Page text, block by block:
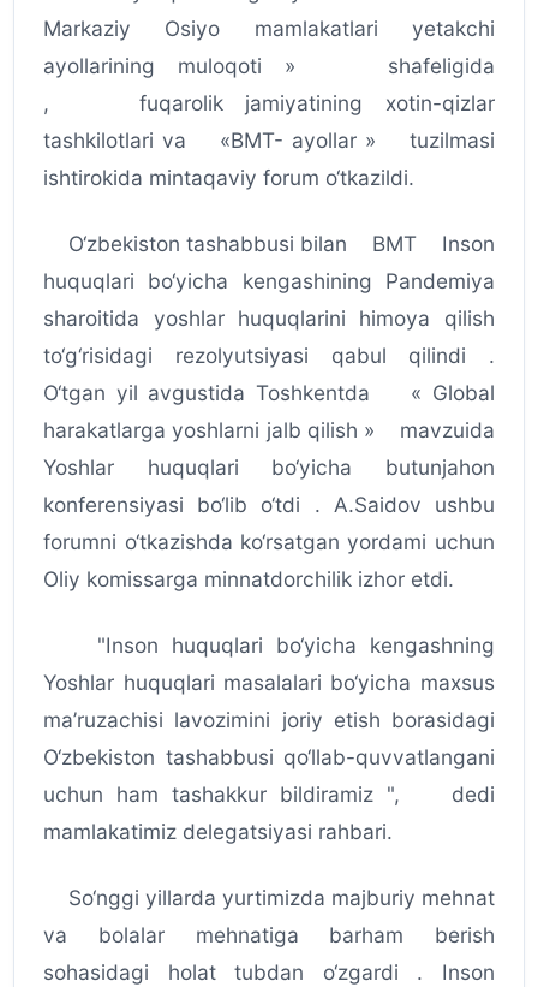
Markaziy Osiyo mamlakatlari yetakchi
ayollarining muloqoti » shafeligida
, fuqarolik jamiyatining xotin-qizlar
tashkilotlari va «BMT- ayollar » tuzilmasi
ishtirokida mintaqaviy forum o‘tkazildi.
O‘zbekiston tashabbusi bilan BMT Inson
huquqlari bo‘yicha kengashining Pandemiya
sharoitida yoshlar huquqlarini himoya qilish
to‘g‘risidagi rezolyutsiyasi qabul qilindi .
O‘tgan yil avgustida Toshkentda « Global
harakatlarga yoshlarni jalb qilish » mavzuida
Yoshlar huquqlari bo‘yicha butunjahon
konferensiyasi bo‘lib o‘tdi . A.Saidov ushbu
forumni o‘tkazishda ko‘rsatgan yordami uchun
Oliy komissarga minnatdorchilik izhor etdi.
"Inson huquqlari bo‘yicha kengashning
Yoshlar huquqlari masalalari bo‘yicha maxsus
ma’ruzachisi lavozimini joriy etish borasidagi
O‘zbekiston tashabbusi qo‘llab-quvvatlangani
uchun ham tashakkur bildiramiz ", dedi
mamlakatimiz delegatsiyasi rahbari.
So‘nggi yillarda yurtimizda majburiy mehnat
va bolalar mehnatiga barham berish
sohasidagi holat tubdan o‘zgardi . Inson